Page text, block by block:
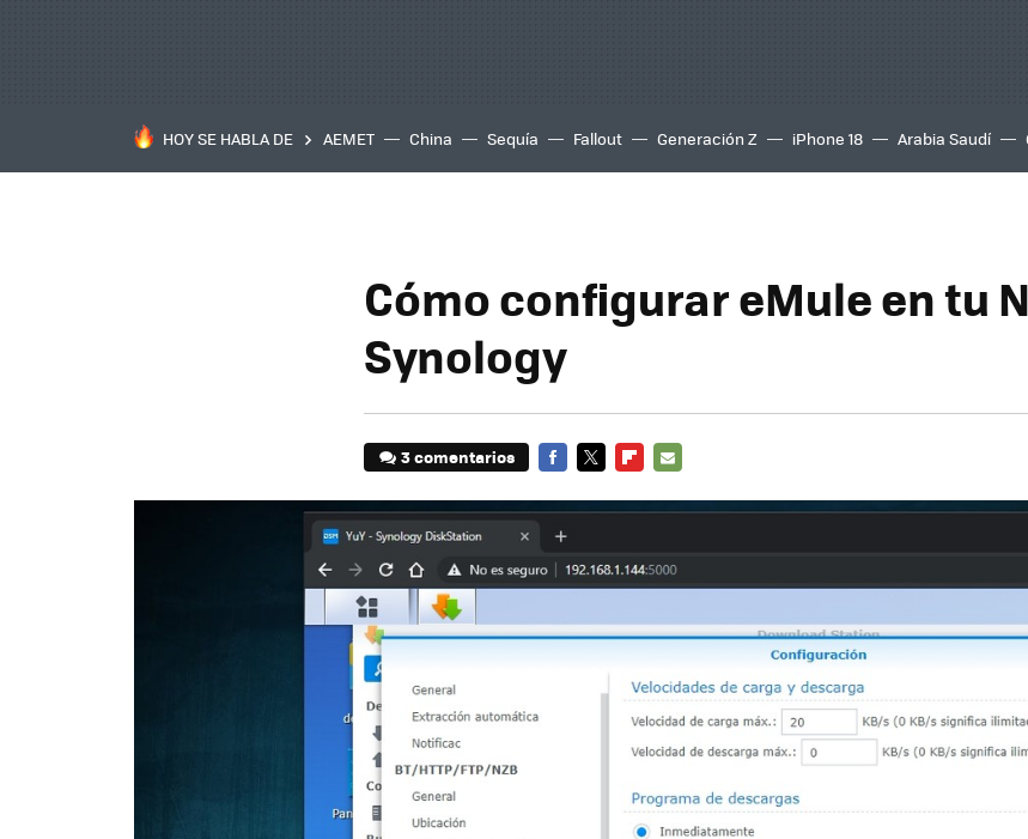
HOY SE HABLA DE AEMET China Sequía Fallout Generación Z iPhone 18 Arabia Saudí
Cómo configurar eMule en tu
Synology
3 comentarios
MAIL